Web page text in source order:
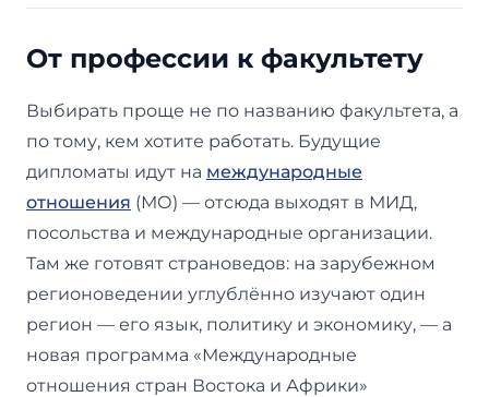
От профессии к факультету
Выбирать проще не по названию факультета, а
по тому, кем хотите работать. Будущие
дипломаты идут на международные
отношения (МО) — отсюда выходят в МИД,
посольства и международные организации.
Там же готовят страноведов: на зарубежном
регионоведении углублённо изучают один
регион — его язык, политику и экономику, — а
новая программа «Международные
отношения стран Востока и Африки»